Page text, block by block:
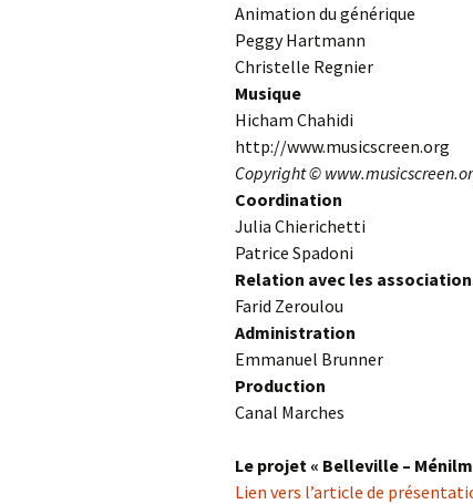
Animation du générique
Peggy Hartmann
Christelle Regnier
Musique
Hicham Chahidi
http://www.musicscreen.org
Copyright ©
Coordination
Julia Chierichetti
Patrice Spadoni
Relation avec les
Farid Zeroulou
Administration
Emmanuel Brunner
Production
Canal Marches
Le projet « Belleville –
Lien vers l’article de